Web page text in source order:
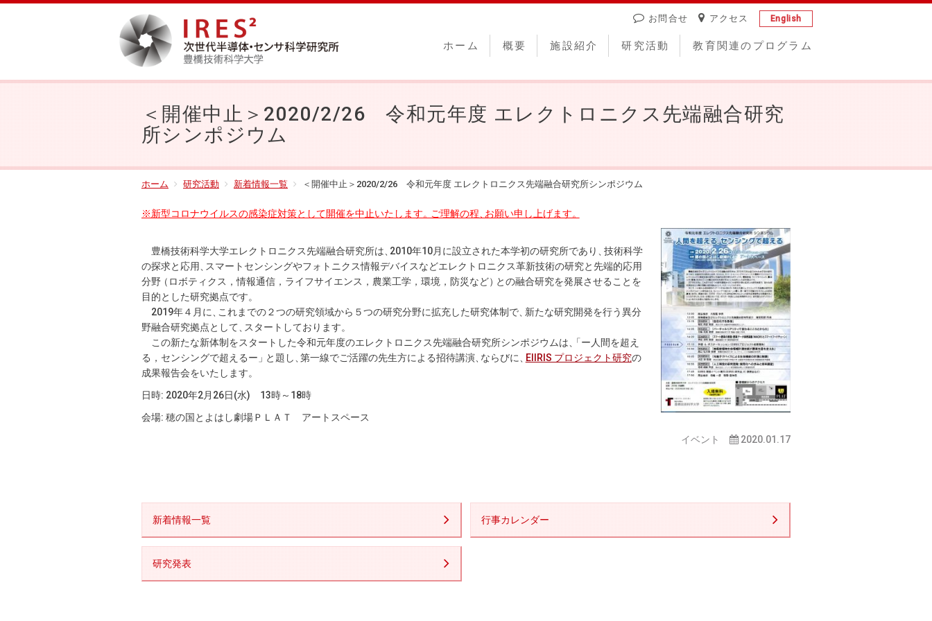
ホーム 概要 施設紹介 研究活動 教育関連のプログラム
お問合せ アクセス English
＜開催中止＞2020/2/26 令和元年度 エレクトロニクス先端融合研究
所シンポジウム
ホーム 研究活動 新着情報一覧 ＜開催中止＞2020/2/26 令和元年度 エレクトロニクス先端融合研究所シンポジウム
※新型コロナウイルスの感染症対策として開催を中止いたします。 ご理解の程 お願い申し上げます。
豊橋技術科学大学エレクトロニクス先端融合研究所は 2010年10月に設立された本学初の研究所であり
技術科学
の探求と応用
スマートセンシングやフォトニクス情報デバイスなどエレクトロニクス革新技術の研究と先端的応用
分野（ロボティクス，情報通信，ライフサイエンス，農業工学，環境，防災など） との融合研究を発展させることを
目的とした研究拠点です。
2019年４月に
これまでの２つの研究領域から５つの研究分野に拡充した研究体制で
新たな研究開発を行う異分
野融合研究拠点として
スタートしております。
この新たな新体制をスタートした令和元年度のエレクトロニクス先端融合研究所シンポジウムは
「ー人間を超え
る，センシングで超えるー 」 と題し 第一線でご活躍の先生方による招待講演、 ならびに EIIRIS プロジェクト研究の
成果報告会をいたします。
日時: 2020年2月26日(水) 13時～18時
会場: 穂の国とよはし劇場ＰＬＡＴ アートスペース
イベント
2020.01.17
新着情報一覧 行事カレンダー
研究発表